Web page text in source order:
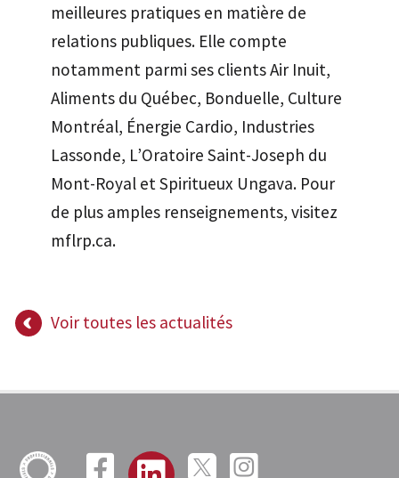
meilleures pratiques en matière de
relations publiques. Elle compte
notamment parmi ses clients Air Inuit,
Aliments du Québec, Bonduelle, Culture
Montréal, Énergie Cardio, Industries
Lassonde, L’Oratoire Saint-Joseph du
Mont-Royal et Spiritueux Ungava. Pour
de plus amples renseignements, visitez
mflrp.ca.
Voir toutes les actualités
  